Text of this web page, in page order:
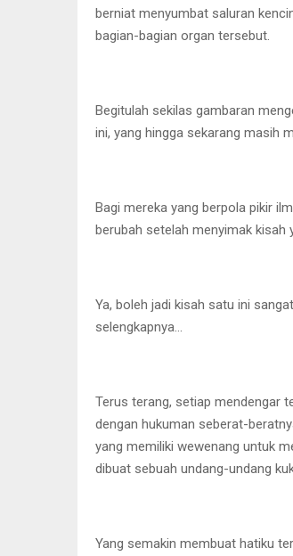
berniat menyumbat saluran
bagian-bagian organ tersebut.
Begitulah sekilas gambaran
ini, yang hingga sekarang masih
Bagi mereka yang berpola pikir
berubah setelah menyimak kisah
Ya, boleh jadi kisah satu ini
selengkapnya…
Terus terang, setiap mendengar
dengan hukuman seberat-
yang memiliki wewenang untuk
dibuat sebuah undang-undang
Yang semakin membuat hatiku